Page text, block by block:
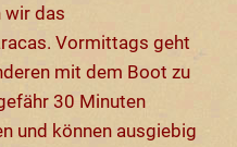
wir das
Vormittags geht
mit dem Boot zu
30 Minuten
und können ausgiebig